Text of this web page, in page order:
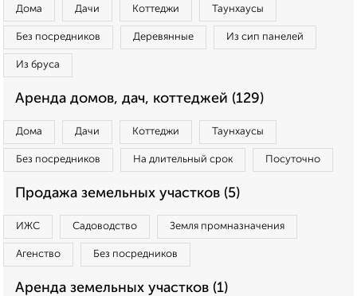
Дома Дачи Коттеджи Таунхаусы
Без посредников Деревянные Из сип панелей
Из бруса
Аренда домов, дач, коттеджей (129)
Дома Дачи Коттеджи Таунхаусы
Без посредников На длительный срок Посуточно
Продажа земельных участков (5)
ИЖС Садоводство Земля промназначения
Агенство Без посредников
Аренда земельных участков (1)